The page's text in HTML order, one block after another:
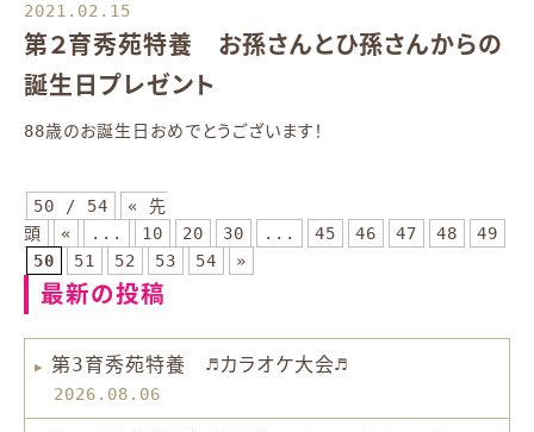
2021.02.15
第２育秀苑特養 お孫さんとひ孫さんからの
誕生日プレゼント
88歳のお誕生日おめでとうございます！
50 / 54
« 先
頭
« ... 10 20 30 ... 45 46 47 48
49
50
51 52 53 54 »
最新の投稿
第3育秀苑特養 ♬カラオケ大会♬
2026.08.06